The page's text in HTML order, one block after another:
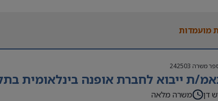
מועמדות
משרה 242503
ת ייבוא לחברת אופנה בינלאומית
דן משרה מלאה